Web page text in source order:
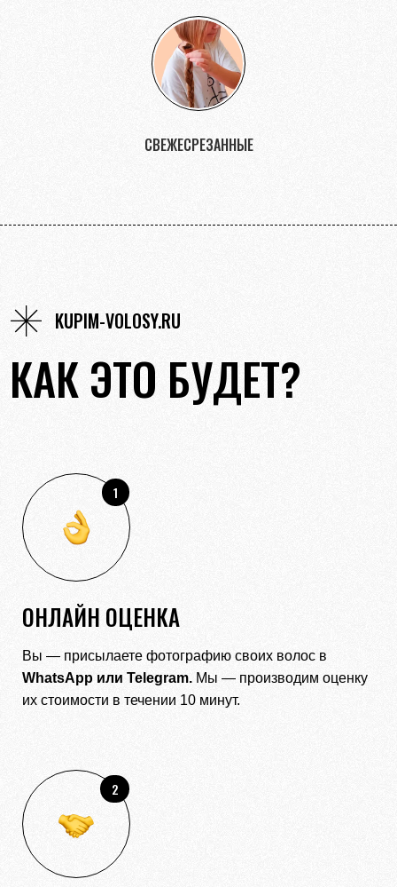
СВЕЖЕСРЕЗАННЫЕ
KUPIM-VOLOSY.RU
КАК ЭТО БУДЕТ?
1
ОНЛАЙН ОЦЕНКА
Вы — присылаете фотографию своих волос в
WhatsApp или Telegram. Мы — производим оценку
их стоимости в течении 10 минут.
2